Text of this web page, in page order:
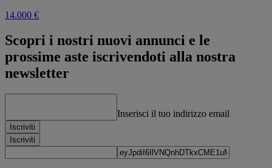
14.000 €
Scopri i nostri nuovi annunci e le
prossime aste iscrivendoti alla nostra
newsletter
Inserisci il tuo indirizzo email
Iscriviti
Iscriviti